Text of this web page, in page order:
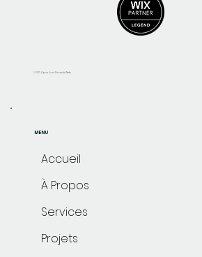
© 2024 par Just Simple Web.
MENU
Accueil
À Propos
Services
Projets